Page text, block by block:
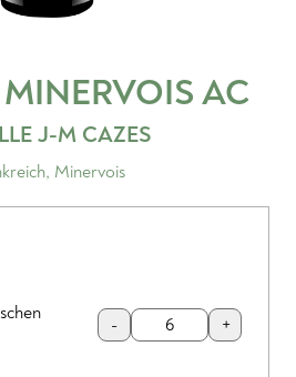
AC
J-M CAZES
, Minervois
- +